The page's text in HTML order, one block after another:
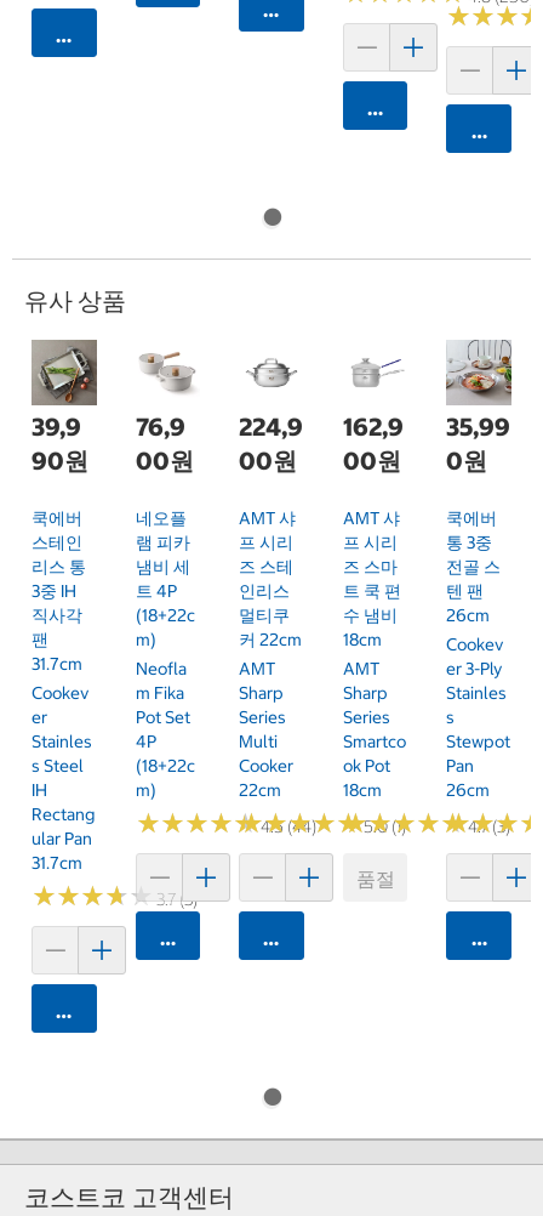
카트에 담기
카트에 담기
카트에 담기
★★★
★★★
카트에
유사 상품
39,9
90원
쿡에버
스테인
리스 통
3중 IH
직사각
팬
31.7cm
Cookev
Er
Stainles
S Steel
IH
Rectang
Ular Pan
31.7cm
★★★★★
★★★★★3.7 (3)
카트에 담기
76,9
00원
네오플
램 피카
냄비 세
트 4P
(18+22c
M)
Neofla
M Fika
Pot Set
4P
(18+22c
M)
★★★★★
★★★★★4.5 (44)
카트에 담기
224,9
00원
AMT 샤
프 시리
즈 스테
인리스
멀티쿠
커 22cm
AMT
Sharp
Series
Multi
Cooker
22cm
★★★★★
★★★★★5.0 (1)
카트에 담기
162,9
00원
AMT 샤
프 시리
즈 스마
트 쿡 편
수 냄비
18cm
AMT
Sharp
Series
Smartco
Ok Pot
18cm
★★★★★
★★★★★4.7 (3)
품절
35,99
0원
쿡에버
통 3중
전골 스
텐 팬
26cm
Cookev
Er 3-Ply
Stainles
S
Stewpot
Pan
26cm
★★★
★★★
카트에
코스트코 고객센터